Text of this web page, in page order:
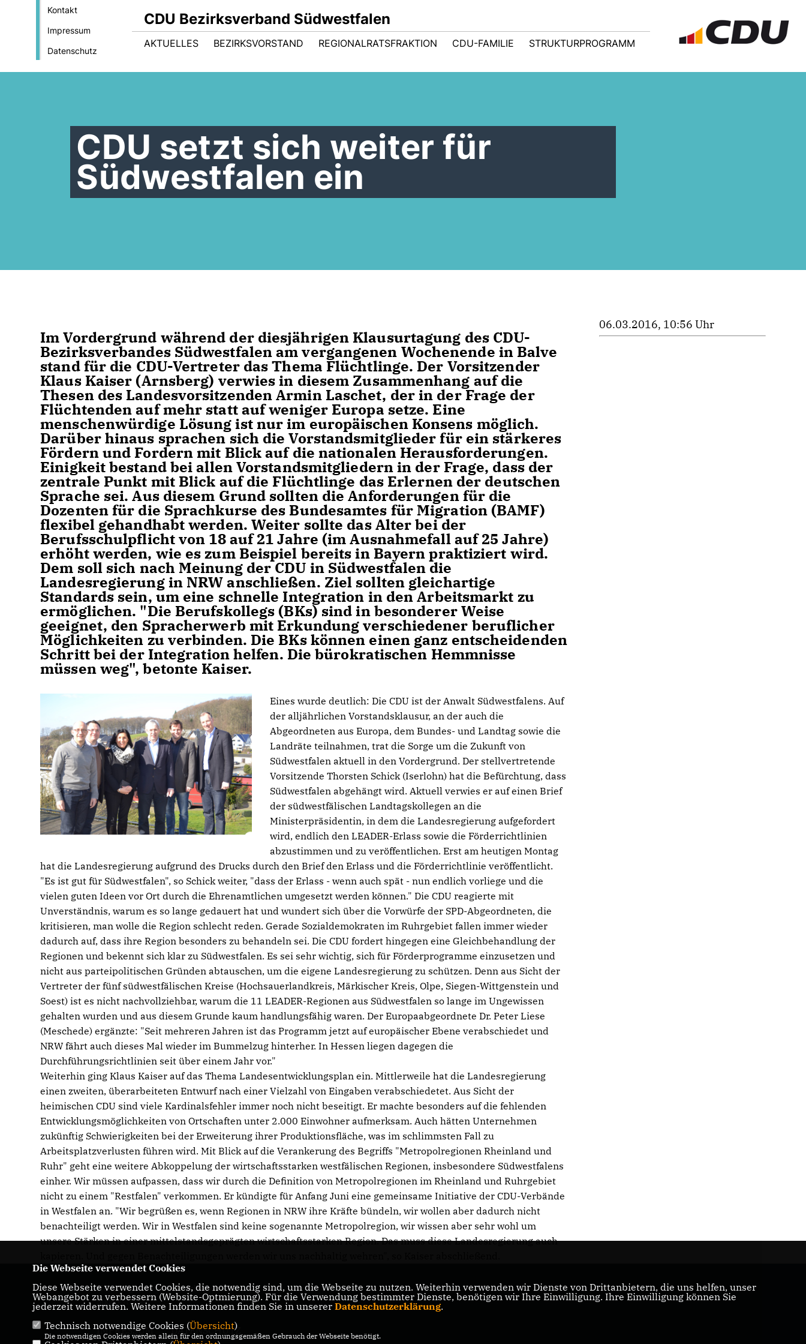
Kontakt
Impressum
Datenschutz
CDU Bezirksverband Südwestfalen
AKTUELLES BEZIRKSVORSTAND REGIONALRATSFRAKTION CDU-FAMILIE STRUKTURPROGRAMM
CDU setzt sich weiter für
Südwestfalen ein
Im Vordergrund während der diesjährigen Klausurtagung des CDU-
Bezirksverbandes Südwestfalen am vergangenen Wochenende in Balve
stand für die CDU-Vertreter das Thema Flüchtlinge. Der Vorsitzender
Klaus Kaiser (Arnsberg) verwies in diesem Zusammenhang auf die
Thesen des Landesvorsitzenden Armin Laschet, der in der Frage der
Flüchtenden auf mehr statt auf weniger Europa setze. Eine
menschenwürdige Lösung ist nur im europäischen Konsens möglich.
Darüber hinaus sprachen sich die Vorstandsmitglieder für ein stärkeres
Fördern und Fordern mit Blick auf die nationalen Herausforderungen.
Einigkeit bestand bei allen Vorstandsmitgliedern in der Frage, dass der
zentrale Punkt mit Blick auf die Flüchtlinge das Erlernen der deutschen
Sprache sei. Aus diesem Grund sollten die Anforderungen für die
Dozenten für die Sprachkurse des Bundesamtes für Migration (BAMF)
flexibel gehandhabt werden. Weiter sollte das Alter bei der
Berufsschulpflicht von 18 auf 21 Jahre (im Ausnahmefall auf 25 Jahre)
erhöht werden, wie es zum Beispiel bereits in Bayern praktiziert wird.
Dem soll sich nach Meinung der CDU in Südwestfalen die
Landesregierung in NRW anschließen. Ziel sollten gleichartige
Standards sein, um eine schnelle Integration in den Arbeitsmarkt zu
ermöglichen. "Die Berufskollegs (BKs) sind in besonderer Weise
geeignet, den Spracherwerb mit Erkundung verschiedener beruflicher
Möglichkeiten zu verbinden. Die BKs können einen ganz entscheidenden
Schritt bei der Integration helfen. Die bürokratischen Hemmnisse
müssen weg", betonte Kaiser.
Eines wurde deutlich: Die CDU ist der Anwalt Südwestfalens. Auf
der alljährlichen Vorstandsklausur, an der auch die
Abgeordneten aus Europa, dem Bundes- und Landtag sowie die
Landräte teilnahmen, trat die Sorge um die Zukunft von
Südwestfalen aktuell in den Vordergrund. Der stellvertretende
Vorsitzende Thorsten Schick (Iserlohn) hat die Befürchtung, dass
Südwestfalen abgehängt wird. Aktuell verwies er auf einen Brief
der südwestfälischen Landtagskollegen an die
Ministerpräsidentin, in dem die Landesregierung aufgefordert
wird, endlich den LEADER-Erlass sowie die Förderrichtlinien
abzustimmen und zu veröffentlichen. Erst am heutigen Montag
hat die Landesregierung aufgrund des Drucks durch den Brief den Erlass und die Förderrichtlinie veröffentlicht.
"Es ist gut für Südwestfalen", so Schick weiter, "dass der Erlass - wenn auch spät - nun endlich vorliege und die
vielen guten Ideen vor Ort durch die Ehrenamtlichen umgesetzt werden können." Die CDU reagierte mit
Unverständnis, warum es so lange gedauert hat und wundert sich über die Vorwürfe der SPD-Abgeordneten, die
kritisieren, man wolle die Region schlecht reden. Gerade Sozialdemokraten im Ruhrgebiet fallen immer wieder
dadurch auf, dass ihre Region besonders zu behandeln sei. Die CDU fordert hingegen eine Gleichbehandlung der
Regionen und bekennt sich klar zu Südwestfalen. Es sei sehr wichtig, sich für Förderprogramme einzusetzen und
nicht aus parteipolitischen Gründen abtauschen, um die eigene Landesregierung zu schützen. Denn aus Sicht der
Vertreter der fünf südwestfälischen Kreise (Hochsauerlandkreis, Märkischer Kreis, Olpe, Siegen-Wittgenstein und
Soest) ist es nicht nachvollziehbar, warum die 11 LEADER-Regionen aus Südwestfalen so lange im Ungewissen
gehalten wurden und aus diesem Grunde kaum handlungsfähig waren. Der Europaabgeordnete Dr. Peter Liese
(Meschede) ergänzte: "Seit mehreren Jahren ist das Programm jetzt auf europäischer Ebene verabschiedet und
NRW fährt auch dieses Mal wieder im Bummelzug hinterher. In Hessen liegen dagegen die
Durchführungsrichtlinien seit über einem Jahr vor."
Weiterhin ging Klaus Kaiser auf das Thema Landesentwicklungsplan ein. Mittlerweile hat die Landesregierung
einen zweiten, überarbeiteten Entwurf nach einer Vielzahl von Eingaben verabschiedetet. Aus Sicht der
heimischen CDU sind viele Kardinalsfehler immer noch nicht beseitigt. Er machte besonders auf die fehlenden
Entwicklungsmöglichkeiten von Ortschaften unter 2.000 Einwohner aufmerksam. Auch hätten Unternehmen
zukünftig Schwierigkeiten bei der Erweiterung ihrer Produktionsfläche, was im schlimmsten Fall zu
Arbeitsplatzverlusten führen wird. Mit Blick auf die Verankerung des Begriffs "Metropolregionen Rheinland und
Ruhr" geht eine weitere Abkoppelung der wirtschaftsstarken westfälischen Regionen, insbesondere Südwestfalens
einher. Wir müssen aufpassen, dass wir durch die Definition von Metropolregionen im Rheinland und Ruhrgebiet
nicht zu einem "Restfalen" verkommen. Er kündigte für Anfang Juni eine gemeinsame Initiative der CDU-Verbände
in Westfalen an. "Wir begrüßen es, wenn Regionen in NRW ihre Kräfte bündeln, wir wollen aber dadurch nicht
benachteiligt werden. Wir in Westfalen sind keine sogenannte Metropolregion, wir wissen aber sehr wohl um
unsere Stärken in einer mittelstandsgeprägten wirtschaftsstarken Region. Das muss diese Landesregierung auch
06.03.2016, 10:56 Uhr
Homepage des CDU Bezirksverbandes
Südwestfalen
IMPRESSUM
DATENSCHUTZ
Die Webseite verwendet Cookies
Diese Webseite verwendet Cookies, die notwendig sind, um die Webseite zu nutzen. Weiterhin verwenden wir Dienste von Drittanbietern, die uns helfen, unser
Webangebot zu verbessern (Website-Optmierung). Für die Verwendung bestimmter Dienste, benötigen wir Ihre Einwilligung. Ihre Einwilligung können Sie
jederzeit widerrufen. Weitere Informationen finden Sie in unserer Datenschutzerklärung.
Technisch notwendige Cookies (Übersicht)
Die notwendigen Cookies werden allein für den ordnungsgemäßen Gebrauch der Webseite benötigt.